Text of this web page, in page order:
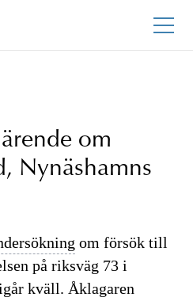
om
Nynäshamns
om försök till
på riksväg 73 i
kväll. Åklagaren